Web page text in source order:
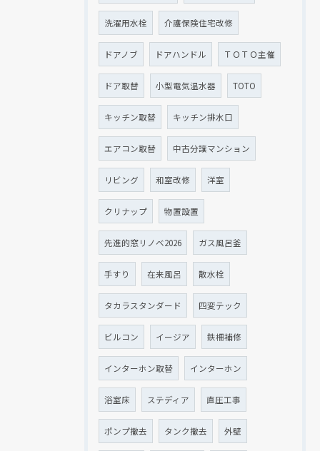
洗濯用水栓 介護保険住宅改修
ドアノブ ドアハンドル ＴＯＴＯ主催
ドア取替 小型電気温水器 TOTO
キッチン取替 キッチン排水口
エアコン取替 中古分譲マンション
リビング 和室改修 洋室
クリナップ 物置設置
先進的窓リノベ2026 ガス風呂釜
手すり 在来風呂 散水栓
タカラスタンダード 四変テック
ビルコン イージア 鉄柵補修
インターホン取替 インターホン
浴室床 ステディア 直圧工事
ポンプ撤去 タンク撤去 外壁